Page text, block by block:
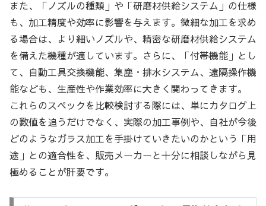
また、「ノズルの種類」や「研磨材供給システム」の仕様
も、加工精度や効率に影響を与えます。微細な加工を求め
る場合は、より細いノズルや、精密な研磨材供給システム
を備えた機種が適しています。さらに、「付帯機能」とし
て、自動工具交換機能、集塵・排水システム、遠隔操作機
能なども、生産性や作業効率に大きく関わってきます。
これらのスペックを比較検討する際には、単にカタログ上
の数値を追うだけでなく、実際の加工事例や、自社が今後
どのようなガラス加工を手掛けていきたいのかという「用
途」との適合性を、販売メーカーと十分に相談しながら見
極めることが肝要です。